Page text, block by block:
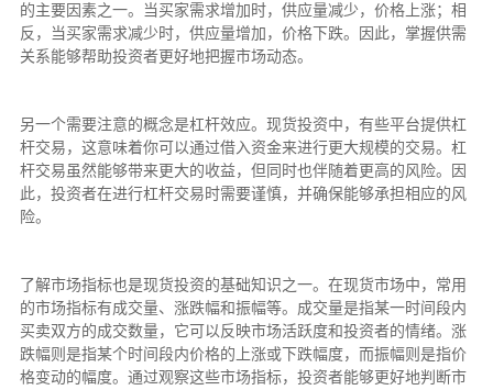
的主要因素之一。当买家需求增加时，供应量减少，价格上涨；相
反，当买家需求减少时，供应量增加，价格下跌。因此，掌握供需
关系能够帮助投资者更好地把握市场动态。
另一个需要注意的概念是杠杆效应。现货投资中，有些平台提供杠
杆交易，这意味着你可以通过借入资金来进行更大规模的交易。杠
杆交易虽然能够带来更大的收益，但同时也伴随着更高的风险。因
此，投资者在进行杠杆交易时需要谨慎，并确保能够承担相应的风
险。
了解市场指标也是现货投资的基础知识之一。在现货市场中，常用
的市场指标有成交量、涨跌幅和振幅等。成交量是指某一时间段内
买卖双方的成交数量，它可以反映市场活跃度和投资者的情绪。涨
跌幅则是指某个时间段内价格的上涨或下跌幅度，而振幅则是指价
格变动的幅度。通过观察这些市场指标，投资者能够更好地判断市